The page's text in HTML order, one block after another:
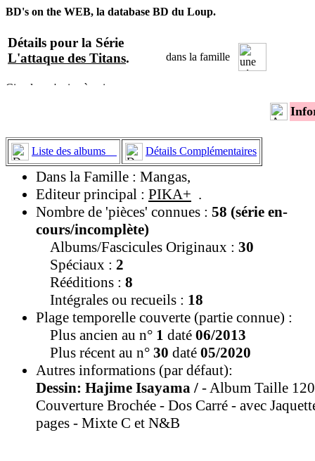
BD's on the WEB, la database BD du Loup.
Détails pour la Série
L'attaque des Titans. dans la famille
Liste des albums Détails Complémentaires
Dans la Famille : Mangas,
Editeur principal : PIKA+ .
Nombre de 'pièces' connues : 58 (série en-
cours/incomplète)
Albums/Fascicules Originaux : 30
Spéciaux : 2
Rééditions : 8
Intégrales ou recueils : 18
Plage temporelle couverte (partie connue) :
Plus ancien au n° 1 daté 06/2013
Plus récent au n° 30 daté 05/2020
Autres informations (par défaut):
Dessin: Hajime Isayama / - Album Taille
Couverture Brochée - Dos Carré - avec
pages - Mixte C et N&B